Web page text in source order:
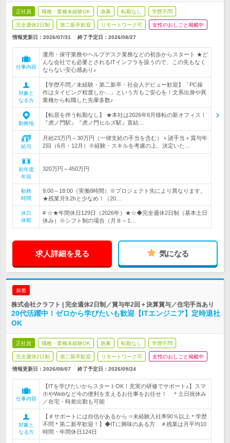
正社員 職種・業種未経験OK 急募 転勤なし 学歴不問
完全週休2日制 第二新卒歓迎 リモートワーク可 女性のおしごと掲載中
情報更新日：2026/07/31 終了予定日： 2026/08/27
仕事内容
運用・保守業務やヘルプデスク業務などの初歩からスタート ★ど
んな会社でも必要とされるITインフラを扱うので、この先もなく
ならない安心感あり♪
対象と
なる方
【学歴不問／未経験・第二新卒・社会人デビュー歓迎】「PC操
作はタイピング程度しか…」という方もご安心を！文系出身や異
業種から転職した先輩多数♪
勤務地
【転居を伴う転勤なし】 ★本社は2026年8月移転の新オフィス！
『虎ノ門駅』『虎ノ門ヒルズ駅』直結…
給与
月給23万円～30万円（一律支給の手当を含む）＋諸手当＋賞与年
2回（6月・12月）※経験・スキルを考慮の上、決定いた…
初年度
年収
320万円～450万円
勤務
時間
9:00～18:00（実働8時間）※プロジェクト先により異なります。
★残業月9.2hと少なめ！（20…
休日
休暇
# ☆★年間休日129日（2026年）★☆◆完全週休2日制（基本土日
休み）※シフト制の場合（月８～1…
求人詳細を見る 気になる
新着
株式会社クラフト | 完全週休2日制／賞与年2回＋決算賞与／住宅手当あり
20代活躍中！ゼロから学びたいも歓迎【ITエンジニア】定時退社
OK
正社員 職種・業種未経験OK 急募 転勤なし 学歴不問
完全週休2日制 第二新卒歓迎 リモートワーク可 女性のおしごと掲載中
情報更新日：2026/08/07 終了予定日： 2026/09/24
仕事内容
【ITを学びたいからスタートOK！充実の研修でサポート♪】スマ
ホやWebなど今の便利を支えるお仕事をお任せ！ ＊土日祝休み
／在宅・時差出勤も可能
対象と
なる方
【＃サポートには自信があるから⇒未経験入社率90％以上＊学歴
不問＊第二新卒歓迎！】◆ITに興味のある方 ＃残業は月平均10
時間・年間休日124日